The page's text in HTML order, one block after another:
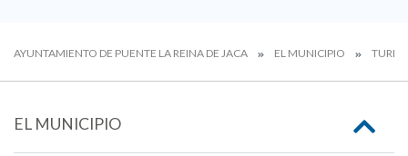
AYUNTAMIENTO DE PUENTE LA REINA DE JACA EL MUNICIPIO
EL MUNICIPIO